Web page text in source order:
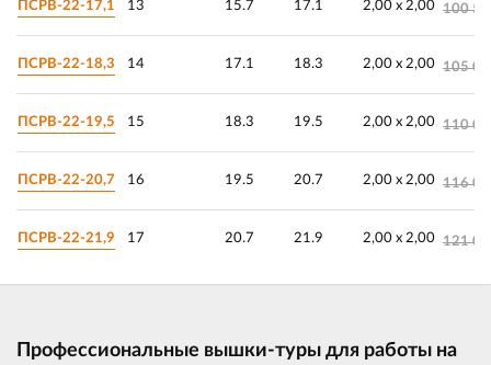
ПСРВ-22-17,1 13 15.7 17.1 2,00 х 2,00 100
ПСРВ-22-18,3 14 17.1 18.3 2,00 х 2,00 105
ПСРВ-22-19,5 15 18.3 19.5 2,00 х 2,00 110
ПСРВ-22-20,7 16 19.5 20.7 2,00 х 2,00 116
ПСРВ-22-21,9 17 20.7 21.9 2,00 х 2,00 121
Профессиональные вышки-туры для работы на